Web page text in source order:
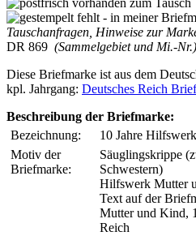
Tauschanfragen, Hinweise zur
DR 869 (Sammelgebiet und Mi.-Nr.)
Diese Briefmarke ist aus dem
kpl. Jahrgang: Deutsches Reich
Beschreibung der Briefmarke:
Bezeichnung:
10 Jahre
Motiv der
Briefmarke:
Säuglingskrippe
Schwestern)
Hilfswerk Mutter
Text auf der
Mutter und Kind,
Reich